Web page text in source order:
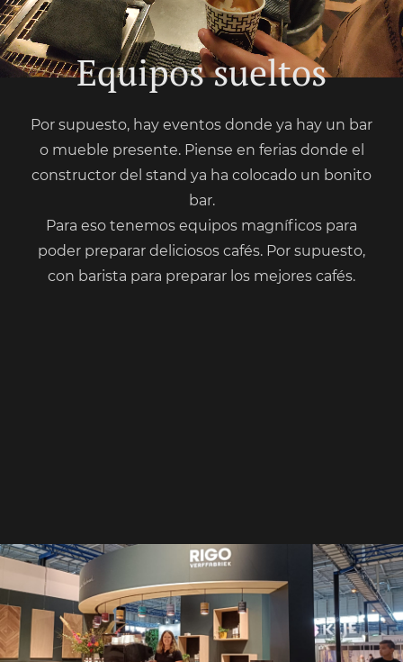
Equipos sueltos
Por supuesto, hay eventos donde ya hay un bar
o mueble presente. Piense en ferias donde el
constructor del stand ya ha colocado un bonito
bar.
Para eso tenemos equipos magníficos para
poder preparar deliciosos cafés. Por supuesto,
con barista para preparar los mejores cafés.